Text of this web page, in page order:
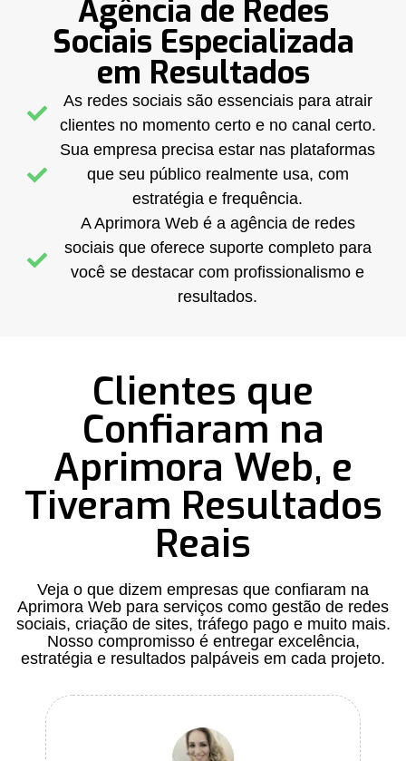
Agência de Redes
Sociais Especializada
em Resultados
As redes sociais são essenciais para atrair
clientes no momento certo e no canal certo.
Sua empresa precisa estar nas plataformas
que seu público realmente usa, com
estratégia e frequência.
A Aprimora Web é a agência de redes
sociais que oferece suporte completo para
você se destacar com profissionalismo e
resultados.
Clientes que
Confiaram na
Aprimora Web, e
Tiveram Resultados
Reais
Veja o que dizem empresas que confiaram na
Aprimora Web para serviços como gestão de redes
sociais, criação de sites, tráfego pago e muito mais.
Nosso compromisso é entregar excelência,
estratégia e resultados palpáveis em cada projeto.